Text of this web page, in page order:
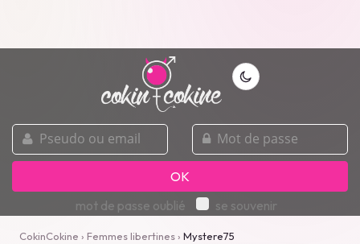
pseudo
ou
email
mot
de
passe
OK
mot de passe oublié
se souvenir
CokinCokine › Femmes libertines› Mystere75